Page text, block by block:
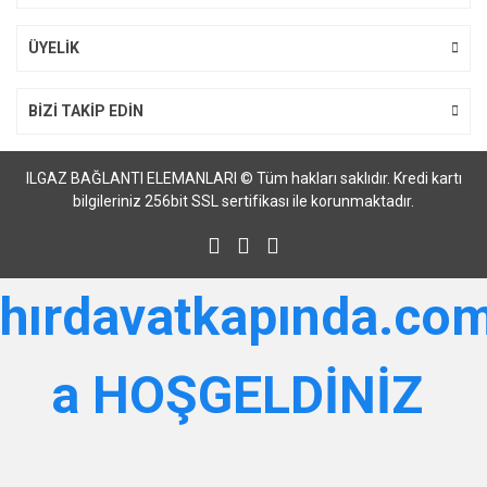
ÜYELİK
BİZİ TAKİP EDİN
ILGAZ BAĞLANTI ELEMANLARI © Tüm hakları saklıdır. Kredi kartı
bilgileriniz 256bit SSL sertifikası ile korunmaktadır.
a HOŞGELDİNİZ